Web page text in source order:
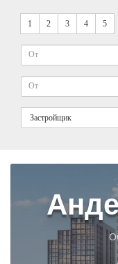
1 2 3 4 5
Застройщик